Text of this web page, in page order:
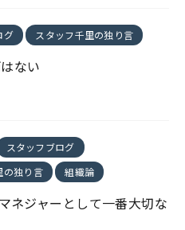
グ スタッフ千里の独り言
ない
スタッフブログ
の独り言
組織論
ネジャーとして一番大切な